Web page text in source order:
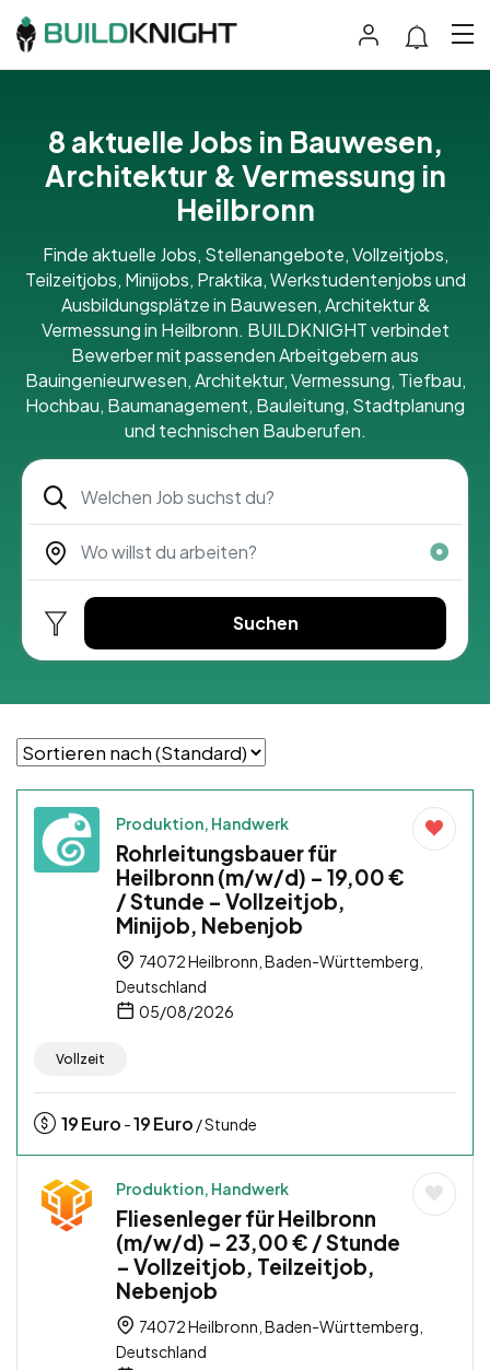
8 aktuelle Jobs in Bauwesen,
Architektur & Vermessung in
Heilbronn
Finde aktuelle Jobs, Stellenangebote, Vollzeitjobs,
Teilzeitjobs, Minijobs, Praktika, Werkstudentenjobs und
Ausbildungsplätze in Bauwesen, Architektur &
Vermessung in Heilbronn. BUILDKNIGHT verbindet
Bewerber mit passenden Arbeitgebern aus
Bauingenieurwesen, Architektur, Vermessung, Tiefbau,
Hochbau, Baumanagement, Bauleitung, Stadtplanung
und technischen Bauberufen.
Suchen
Produktion, Handwerk
Rohrleitungsbauer für
Heilbronn (m/w/d) – 19,00 €
/ Stunde – Vollzeitjob,
Minijob, Nebenjob
74072 Heilbronn, Baden-Württemberg,
Deutschland
05/08/2026
Vollzeit
19Euro -19Euro / Stunde
Produktion, Handwerk
Fliesenleger für Heilbronn
(m/w/d) – 23,00 € / Stunde
– Vollzeitjob, Teilzeitjob,
Nebenjob
74072 Heilbronn, Baden-Württemberg,
Deutschland